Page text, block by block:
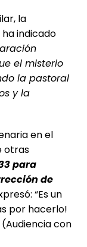
la
indicado
el misterio
la pastoral
y la
en el
otras
para
de
“Es un
por hacerlo!
con